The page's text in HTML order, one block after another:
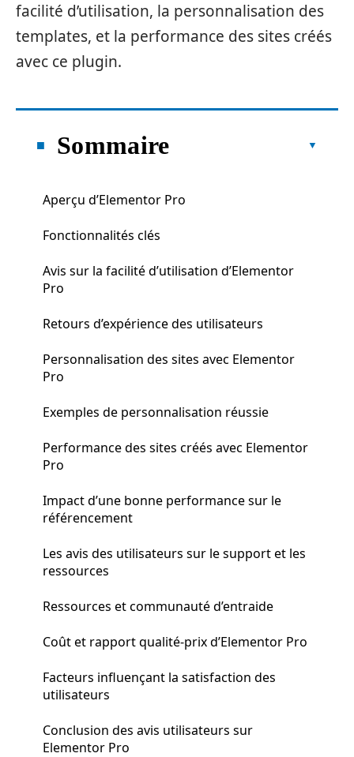
facilité d’utilisation, la personnalisation des
templates, et la performance des sites créés
avec ce plugin.
Sommaire
Aperçu d’Elementor Pro
Fonctionnalités clés
Avis sur la facilité d’utilisation d’Elementor
Pro
Retours d’expérience des utilisateurs
Personnalisation des sites avec Elementor
Pro
Exemples de personnalisation réussie
Performance des sites créés avec Elementor
Pro
Impact d’une bonne performance sur le
référencement
Les avis des utilisateurs sur le support et les
ressources
Ressources et communauté d’entraide
Coût et rapport qualité-prix d’Elementor Pro
Facteurs influençant la satisfaction des
utilisateurs
Conclusion des avis utilisateurs sur
Elementor Pro